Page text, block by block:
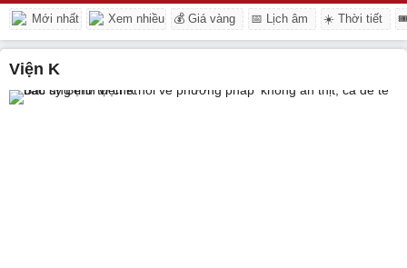
Mới nhất Xem nhiều 💰 Giá vàng 📅 Lịch âm ☀️ Thời tiết
viện K